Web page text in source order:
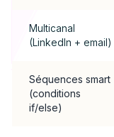
Multicanal
(LinkedIn + email)
Séquences smart
(conditions
if/else)